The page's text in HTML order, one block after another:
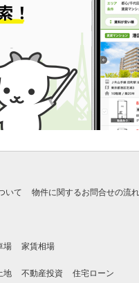
いて 物件に関するお問合せの流れ
場 家賃相場
地 不動産投資 住宅ローン